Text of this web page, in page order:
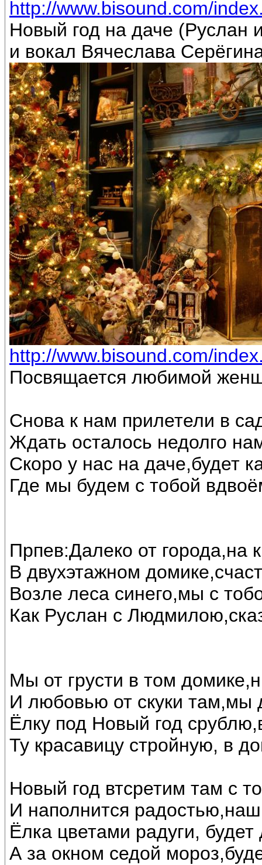
http://www.bisound.com/
Новый год на даче
и вокал Вячеслава
http://www.bisound.com/
Посвящается любимой
Снова к нам прилетели в
Ждать осталось недолго
Скоро у нас на даче,будет
Где мы будем с тобой
Прпев:Далеко от города,на
В двухэтажном
Возле леса синего,мы с
Как Руслан с
Мы от грусти в том
И любовью от скуки там,мы
Ёлку под Новый год
Ту красавицу стройную, в
Новый год втсретим там с
И наполнится
Ёлка цветами радуги,
А за окном седой